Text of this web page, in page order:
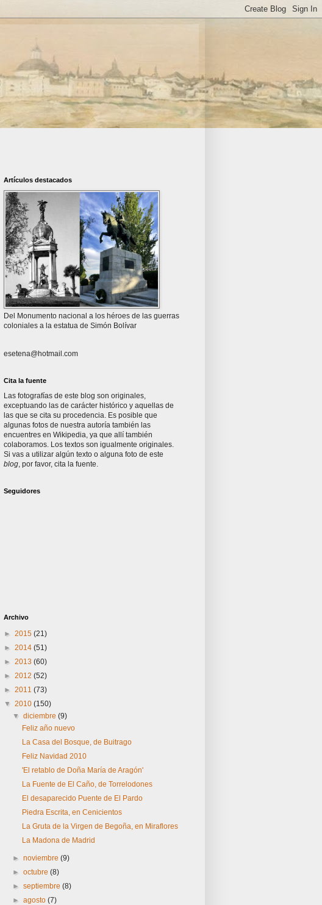
Artículos destacados
Del Monumento nacional a los héroes de las guerras
coloniales a la estatua de Simón Bolívar
esetena@hotmail.com
Cita la fuente
Las fotografías de este blog son originales,
exceptuando las de carácter histórico y aquellas de
las que se cita su procedencia. Es posible que
algunas fotos de nuestra autoría también las
encuentres en Wikipedia, ya que allí también
colaboramos. Los textos son igualmente originales.
Si vas a utilizar algún texto o alguna foto de este
blog, por favor, cita la fuente.
Seguidores
Archivo
► 2015 (21)
► 2014 (51)
► 2013 (60)
► 2012 (52)
► 2011 (73)
▼ 2010 (150)
▼diciembre(9)
Feliz año nuevo
La Casa del Bosque, de Buitrago
Feliz Navidad 2010
'El retablo de Doña María de Aragón'
La Fuente de El Caño, de Torrelodones
El desaparecido Puente de El Pardo
Piedra Escrita, en Cenicientos
La Gruta de la Virgen de Begoña, en Miraflores
La Madona de Madrid
►noviembre(9)
►octubre(8)
►septiembre(8)
►agosto(7)